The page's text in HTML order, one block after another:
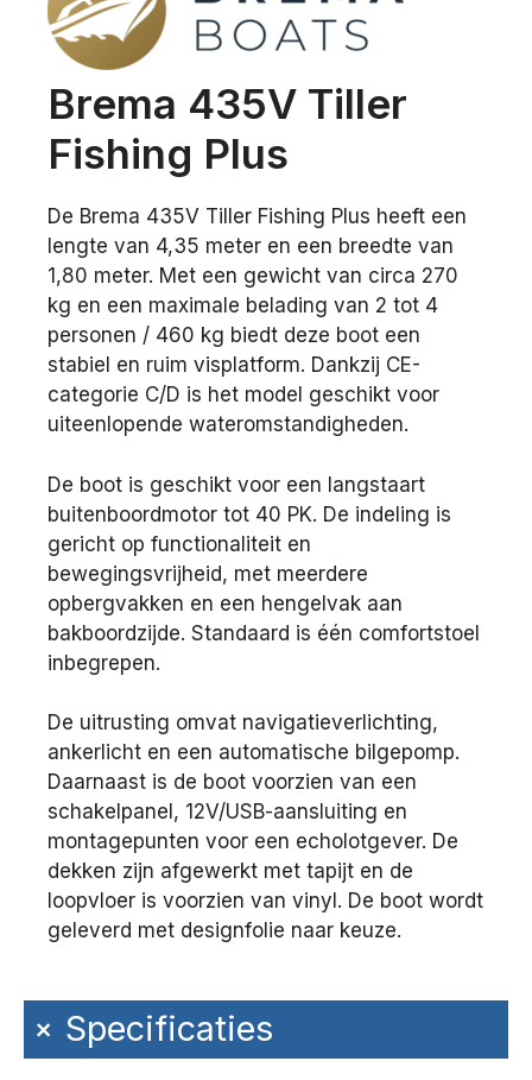
Brema 435V Tiller
Fishing Plus
De Brema 435V Tiller Fishing Plus heeft een
lengte van 4,35 meter en een breedte van
1,80 meter. Met een gewicht van circa 270
kg en een maximale belading van 2 tot 4
personen / 460 kg biedt deze boot een
stabiel en ruim visplatform. Dankzij CE-
categorie C/D is het model geschikt voor
uiteenlopende wateromstandigheden.
De boot is geschikt voor een langstaart
buitenboordmotor tot 40 PK. De indeling is
gericht op functionaliteit en
bewegingsvrijheid, met meerdere
opbergvakken en een hengelvak aan
bakboordzijde. Standaard is één comfortstoel
inbegrepen.
De uitrusting omvat navigatieverlichting,
ankerlicht en een automatische bilgepomp.
Daarnaast is de boot voorzien van een
schakelpanel, 12V/USB-aansluiting en
montagepunten voor een echolotgever. De
dekken zijn afgewerkt met tapijt en de
loopvloer is voorzien van vinyl. De boot wordt
geleverd met designfolie naar keuze.
+Specificaties